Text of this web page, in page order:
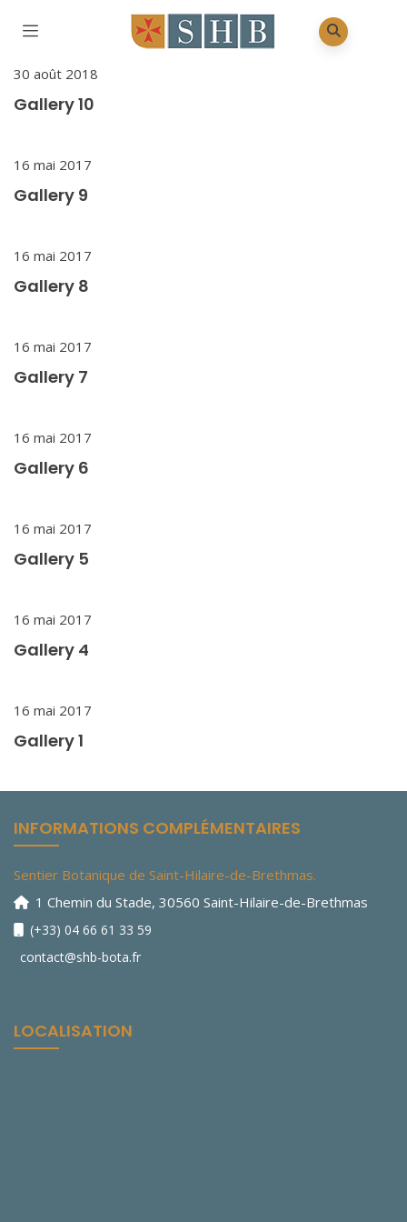
30 août 2018
Gallery 10
16 mai 2017
Gallery 9
16 mai 2017
Gallery 8
16 mai 2017
Gallery 7
16 mai 2017
Gallery 6
16 mai 2017
Gallery 5
16 mai 2017
Gallery 4
16 mai 2017
Gallery 1
INFORMATIONS COMPLÉMENTAIRES
Sentier Botanique de Saint-Hilaire-de-Brethmas.
1 Chemin du Stade, 30560 Saint-Hilaire-de-Brethmas
(+33) 04 66 61 33 59
contact@shb-bota.fr
LOCALISATION